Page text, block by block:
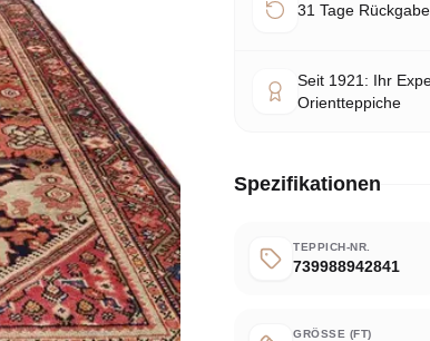
31 Tage
Seit 1921: Ihr
Orientteppiche
Spezifikationen
TEPPICH-NR.
739988942841
GRÖSSE (FT)